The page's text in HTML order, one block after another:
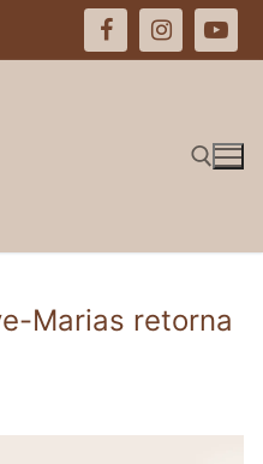
por:
Marias retorna